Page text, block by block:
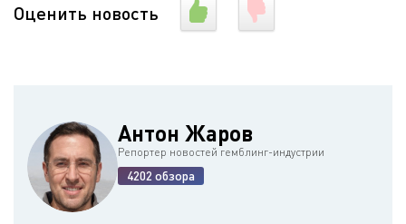
Оценить новость
Антон Жаров
Репортер новостей гемблинг-индустрии
4202 обзора